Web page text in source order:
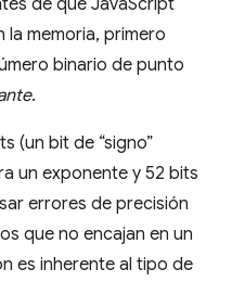
de que JavaScript
la memoria, primero
binario de punto
.
(un bit de “signo”
un exponente y 52 bits
errores de precisión
que no encajan en un
es inherente al tipo de